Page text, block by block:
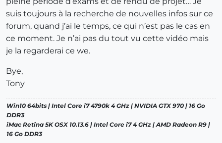
suis toujours à la recherche de nouvelles infos sur ce
forum, quand j’ai le temps, ce qui n’est pas le cas en
ce moment. Je n’ai pas du tout vu cette vidéo mais
je la regarderai ce we.
Bye,
Tony
Win10 64bits | Intel Core i7 4790k 4 GHz | NVIDIA GTX 970 | 16 Go
DDR3
iMac Retina 5K OSX 10.13.6 | Intel Core i7 4 GHz | AMD Radeon R9 |
16 Go DDR3